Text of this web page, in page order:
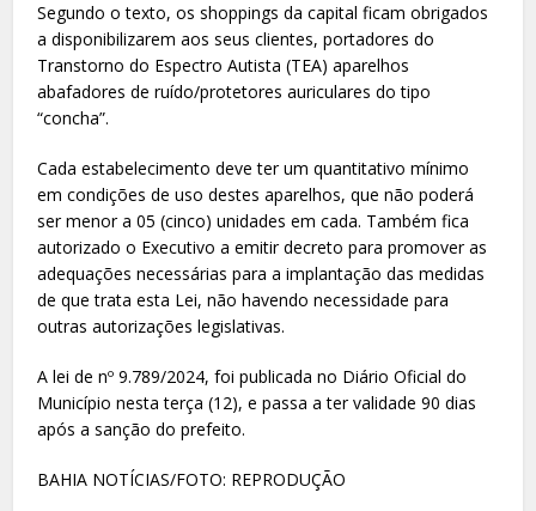
Segundo o texto, os shoppings da capital ficam obrigados
a disponibilizarem aos seus clientes, portadores do
Transtorno do Espectro Autista (TEA) aparelhos
abafadores de ruído/protetores auriculares do tipo
“concha”.
Cada estabelecimento deve ter um quantitativo mínimo
em condições de uso destes aparelhos, que não poderá
ser menor a 05 (cinco) unidades em cada. Também fica
autorizado o Executivo a emitir decreto para promover as
adequações necessárias para a implantação das medidas
de que trata esta Lei, não havendo necessidade para
outras autorizações legislativas.
A lei de nº 9.789/2024, foi publicada no Diário Oficial do
Município nesta terça (12), e passa a ter validade 90 dias
após a sanção do prefeito.
BAHIA NOTÍCIAS/FOTO: REPRODUÇÃO